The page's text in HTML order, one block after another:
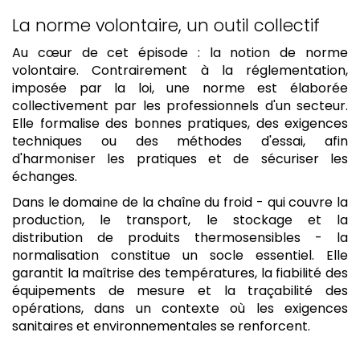
La norme volontaire, un outil collectif
Au cœur de cet épisode : la notion de norme
volontaire. Contrairement à la réglementation,
imposée par la loi, une norme est élaborée
collectivement par les professionnels d'un secteur.
Elle formalise des bonnes pratiques, des exigences
techniques ou des méthodes d'essai, afin
d'harmoniser les pratiques et de sécuriser les
échanges.
Dans le domaine de la chaîne du froid - qui couvre la
production, le transport, le stockage et la
distribution de produits thermosensibles - la
normalisation constitue un socle essentiel. Elle
garantit la maîtrise des températures, la fiabilité des
équipements de mesure et la traçabilité des
opérations, dans un contexte où les exigences
sanitaires et environnementales se renforcent.